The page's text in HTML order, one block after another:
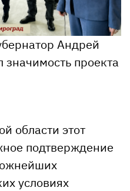
Андрей
проекта
области этот
подтверждение
условиях